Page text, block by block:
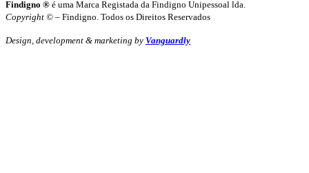
Findigno ® é uma Marca Registada da Findigno Unipessoal lda.
Copyright © – Findigno. Todos os Direitos Reservados
Design, development & marketing by Vanguardly